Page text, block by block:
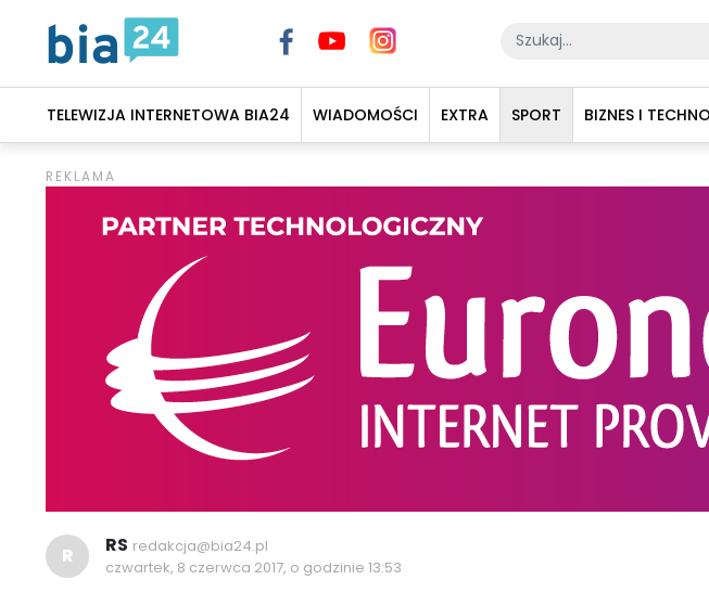
TELEWIZJA INTERNETOWA BIA24 WIADOMOŚCI EXTRA SPORT BIZNES I
R RS redakcja@bia24.pl
czwartek, 8 czerwca 2017, o godzinie 13:53